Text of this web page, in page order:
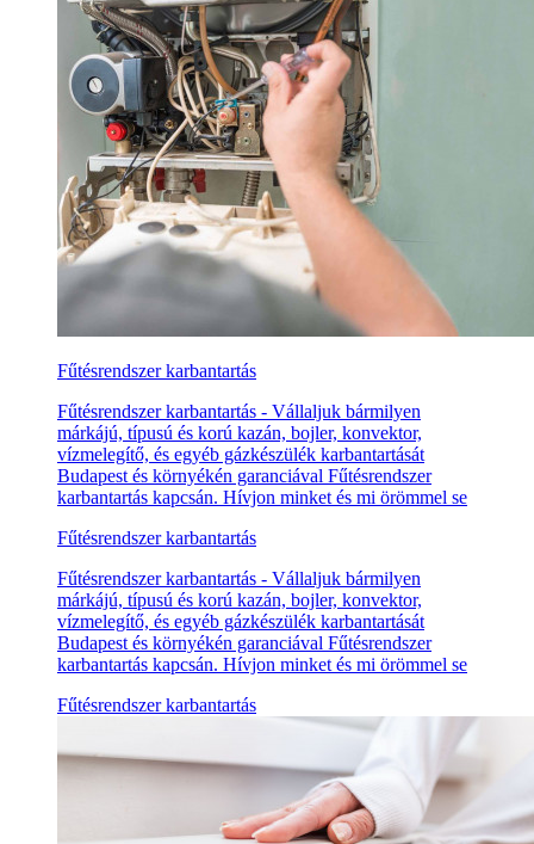
Fűtésrendszer karbantartás
Fűtésrendszer karbantartás - Vállaljuk bármilyen
márkájú, típusú és korú kazán, bojler, konvektor,
vízmelegítő, és egyéb gázkészülék karbantartását
Budapest és környékén garanciával Fűtésrendszer
karbantartás kapcsán. Hívjon minket és mi örömmel se
Fűtésrendszer karbantartás
Fűtésrendszer karbantartás - Vállaljuk bármilyen
márkájú, típusú és korú kazán, bojler, konvektor,
vízmelegítő, és egyéb gázkészülék karbantartását
Budapest és környékén garanciával Fűtésrendszer
karbantartás kapcsán. Hívjon minket és mi örömmel se
Fűtésrendszer karbantartás